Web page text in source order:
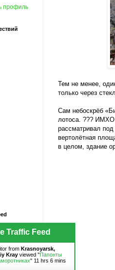
Тем не менее,
только через
Сам небоскрёб
лотоса. ??? ИМХО
рассматривал
вертолётная
в целом, здание
профиль
Traffic Feed
from Krasnoyarsk,
Kray viewed "Папонты
" 11 hrs 6 mins